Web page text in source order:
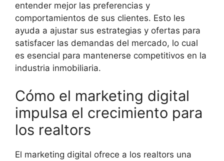
entender mejor las preferencias y
comportamientos de sus clientes. Esto les
ayuda a ajustar sus estrategias y ofertas para
satisfacer las demandas del mercado, lo cual
es esencial para mantenerse competitivos en la
industria inmobiliaria.
Cómo el marketing digital
impulsa el crecimiento para
los realtors
El marketing digital ofrece a los realtors una